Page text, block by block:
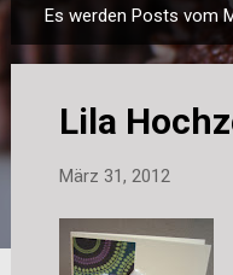
o
Es werden Posts vom
Lila
März 31, 2012